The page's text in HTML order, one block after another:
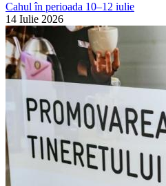
Cahul în perioada 10–12 iulie
14 Iulie 2026